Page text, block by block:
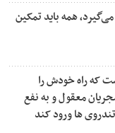
همه باید تمکین
که راه خودش را
معقول و به نفع
ها ورود کند